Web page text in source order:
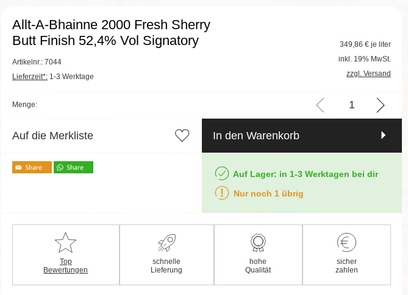
Allt-A-Bhainne 2000 Fresh Sherry
Butt Finish 52,4% Vol Signatory
Artikelnr.: 7044
Lieferzeit*: 1-3 Werktage
349,86 € je liter
inkl. 19% MwSt.
zzgl. Versand
Menge:
Auf die Merkliste In den Warenkorb
Auf Lager: in 1-3 Werktagen bei dir
Nur noch 1 übrig
Top
Bewertungen
schnelle
Lieferung
hohe
Qualität
sicher
zahlen